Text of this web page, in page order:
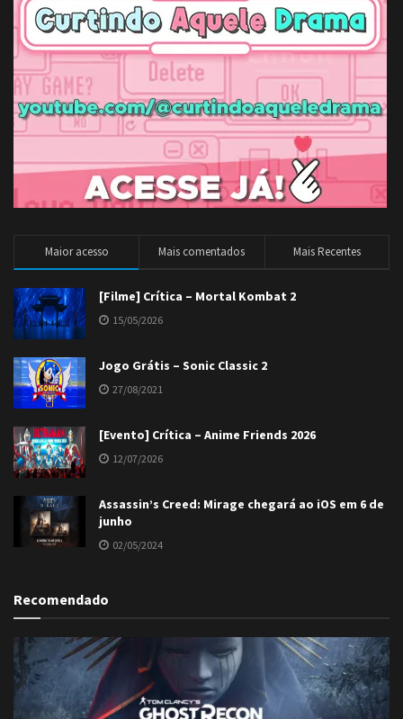
Maior acesso Mais comentados Mais Recentes
[Filme] Crítica – Mortal Kombat 2
15/05/2026
Jogo Grátis – Sonic Classic 2
27/08/2021
[Evento] Crítica – Anime Friends 2026
12/07/2026
Assassin’s Creed: Mirage chegará ao iOS em 6 de
junho
02/05/2024
Recomendado